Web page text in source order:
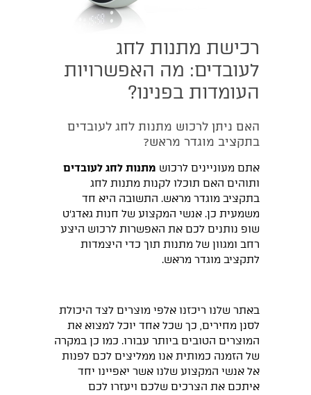
רכישת מתנות לחג
לעובדים: מה האפשרויות
העומדות בפנינו?
האם ניתן לרכוש מתנות לחג לעובדים
בתקציב מוגדר מראש?
אתם מעוניינים לרכוש מתנות לחג לעובדים
ותוהים האם תוכלו לקנות מתנות לחג
בתקציב מוגדר מראש. התשובה היא חד
משמעית כן. אנשי המקצוע של חנות גאדג׳ט
שופ נותנים לכם את האפשרות לרכוש היצע
רחב ומגוון של מתנות תוך כדי היצמדות
לתקציב מוגדר מראש.
באתר שלנו ריכזנו אלפי מוצרים לצד היכולת
לסנן מחירים, כך שכל אחד יוכל למצוא את
המוצרים הטובים ביותר עבורו. כמו כן במקרה
של הזמנה כמותית אנו ממליצים לכם לפנות
אל אנשי המקצוע שלנו אשר יאפיינו יחד
איתכם את הצרכים שלכם ויעזרו לכם